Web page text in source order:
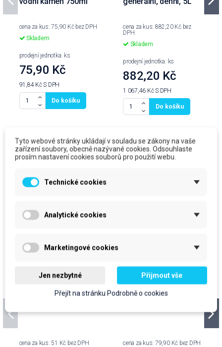
cena za kus: 75,90 Kč bez DPH
Skladem
prodejní jednotka: ks
75,90 Kč
91,84 KčS DPH
Do košíku
cena za kus: 882,20 Kč bez
DPH
Skladem
prodejní jednotka: ks
882,20 Kč
1 067,46 KčS DPH
Do košíku
Produkty ve stejné kategorii
cena za kus: 51 Kč bez DPH
cena za kus: 79,90 Kč bez DPH
Tyto webové stránky ukládají v souladu se zákony na vaše
zařízení soubory, obecně nazývané cookies. Odsouhlaste
prosím nastavení cookies souborů pro použití webu.
Technické cookies
Analytické cookies
Marketingové cookies
Jen nezbytné Přijmout vše
Přejít na stránku Podrobně o cookies